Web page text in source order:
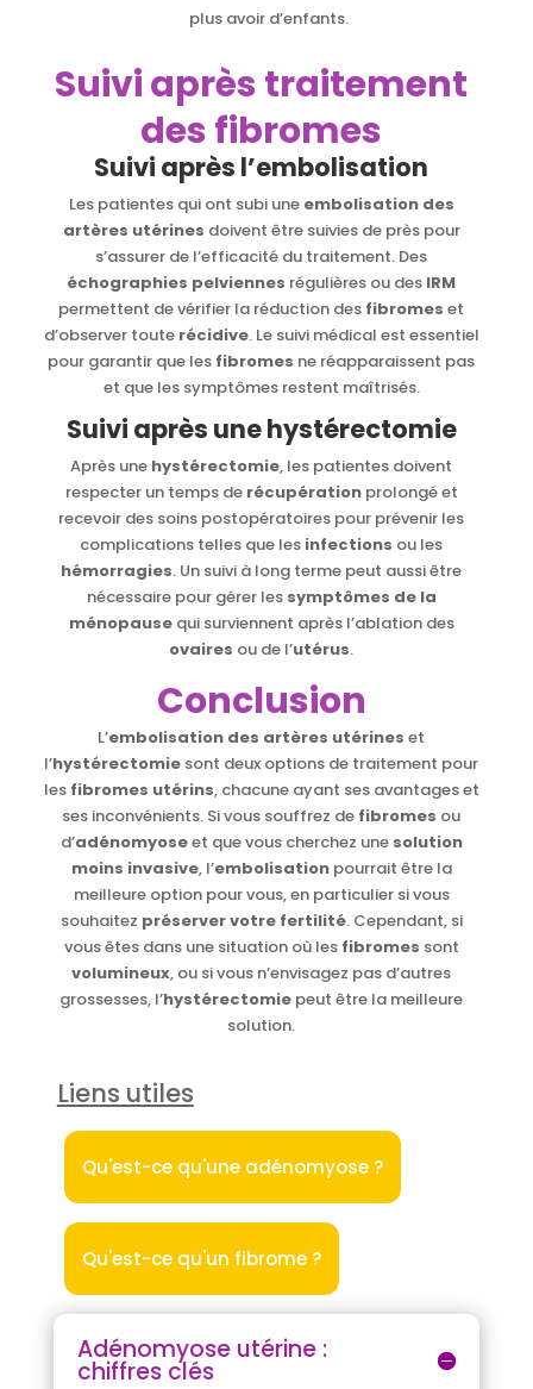
plus avoir d’enfants.
Suivi après traitement
des fibromes
Suivi après l’embolisation
Les patientes qui ont subi une embolisation des
artères utérines doivent être suivies de près pour
s’assurer de l’efficacité du traitement. Des
échographies pelviennes régulières ou des IRM
permettent de vérifier la réduction des fibromes et
d’observer toute récidive. Le suivi médical est essentiel
pour garantir que les fibromes ne réapparaissent pas
et que les symptômes restent maîtrisés.
Suivi après une hystérectomie
Après une hystérectomie, les patientes doivent
respecter un temps de récupérationprolongé et
recevoir des soins postopératoires pour prévenir les
complications telles que les infections ou les
hémorragies. Un suivi à long terme peut aussi être
nécessaire pour gérer les symptômes de la
ménopausequi surviennent après l’ablation des
ovaires ou de l’utérus.
Conclusion
L’embolisation des artères utérines et
l’hystérectomie sont deux options de traitement pour
les fibromes utérins, chacune ayant ses avantages et
ses inconvénients. Si vous souffrez de fibromes ou
d’adénomyoseet que vous cherchez une solution
moins invasive, l’embolisationpourrait être la
meilleure option pour vous, en particulier si vous
souhaitez préserver votre fertilité. Cependant, si
vous êtes dans une situation où les fibromes sont
volumineux, ou si vous n’envisagez pas d’autres
grossesses, l’hystérectomie peut être la meilleure
solution.
Liens utiles
Qu'est-ce qu'une adénomyose ?
Qu'est-ce qu'un fibrome ?
Adénomyose utérine :
chiffres clés